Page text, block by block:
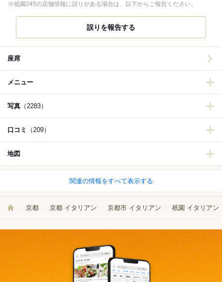
※祗園245の店舗情報に誤りがある場合は、以下からご報告ください。
誤りを報告する
座席
メニュー
写真 （2283）
口コミ （209）
地図
関連の情報をすべて表示する
京都 京都 イタリアン 京都市 イタリアン 祇園 イタリアン